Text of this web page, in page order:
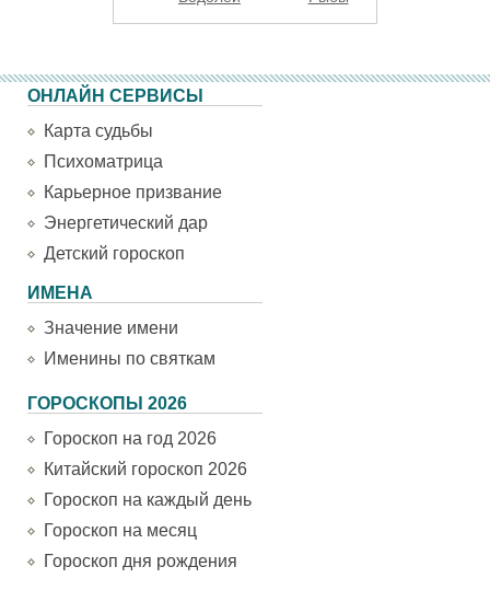
ОНЛАЙН СЕРВИСЫ
Карта судьбы
Психоматрица
Карьерное призвание
Энергетический дар
Детский гороскоп
ИМЕНА
Значение имени
Именины по святкам
ГОРОСКОПЫ 2026
Гороскоп на год 2026
Китайский гороскоп 2026
Гороскоп на каждый день
Гороскоп на месяц
Гороскоп дня рождения